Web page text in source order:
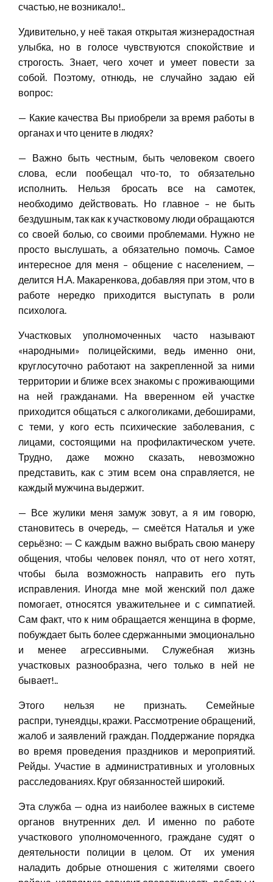
счастью, не возникало!..
Удивительно, у неё такая открытая жизнерадостная
улыбка, но в голосе чувствуются спокойствие и
строгость. Знает, чего хочет и умеет повести за
собой. Поэтому, отнюдь, не случайно задаю ей
вопрос:
— Какие качества Вы приобрели за время работы в
органах и что цените в людях?
— Важно быть честным, быть человеком своего
слова, если пообещал что-то, то обязательно
исполнить. Нельзя бросать все на самотек,
необходимо действовать. Но главное – не быть
бездушным, так как к участковому люди обращаются
со своей болью, со своими проблемами. Нужно не
просто выслушать, а обязательно помочь. Самое
интересное для меня – общение с населением, —
делится Н.А. Макаренкова, добавляя при этом, что в
работе нередко приходится выступать в роли
психолога.
Участковых уполномоченных часто называют
«народными» полицейскими, ведь именно они,
круглосуточно работают на закрепленной за ними
территории и ближе всех знакомы с проживающими
на ней гражданами. На вверенном ей участке
приходится общаться с алкоголиками, дебоширами,
с теми, у кого есть психические заболевания, с
лицами, состоящими на профилактическом учете.
Трудно, даже можно сказать, невозможно
представить, как с этим всем она справляется, не
каждый мужчина выдержит.
— Все жулики меня замуж зовут, а я им говорю,
становитесь в очередь, — смеётся Наталья и уже
серьёзно: — С каждым важно выбрать свою манеру
общения, чтобы человек понял, что от него хотят,
чтобы была возможность направить его путь
исправления. Иногда мне мой женский пол даже
помогает, относятся уважительнее и с симпатией.
Сам факт, что к ним обращается женщина в форме,
побуждает быть более сдержанными эмоционально
и менее агрессивными. Служебная жизнь
участковых разнообразна, чего только в ней не
бывает!..
Этого нельзя не признать. Семейные
распри, тунеядцы, кражи. Рассмотрение обращений,
жалоб и заявлений граждан. Поддержание порядка
во время проведения праздников и мероприятий.
Рейды. Участие в административных и уголовных
расследованиях. Круг обязанностей широкий.
Эта служба — одна из наиболее важных в системе
органов внутренних дел. И именно по работе
участкового уполномоченного, граждане судят о
деятельности полиции в целом. От их умения
наладить добрые отношения с жителями своего